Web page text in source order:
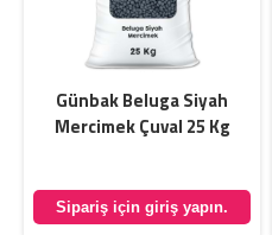
Günbak Beluga Siyah
Mercimek Çuval 25 Kg
Sipariş için giriş yapın.